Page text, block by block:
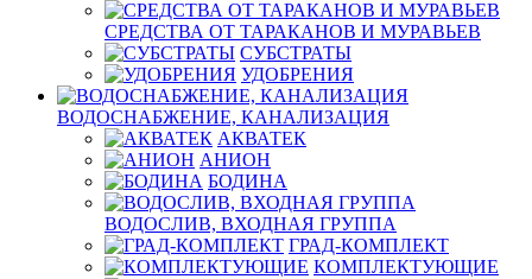
СРЕДСТВА ОТ ТАРАКАНОВ И МУРАВЬЕВ
СУБСТРАТЫ
УДОБРЕНИЯ
ВОДОСНАБЖЕНИЕ, КАНАЛИЗАЦИЯ
АКВАТЕК
АНИОН
БОДИНА
ВОДОСЛИВ, ВХОДНАЯ ГРУППА
ГРАД-КОМПЛЕКТ
КОМПЛЕКТУЮЩИЕ